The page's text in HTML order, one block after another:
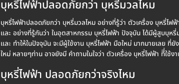
บุหรี่ไฟฟ้าปลอดภัยกว่า บุหรี่มวลไหม
บุหรี่ไฟฟ้าปลอดภัยกว่า บุหรี่มวลไหม อย่างที่รู้ว่า ตัวเครื่อง บุหรี่ไ
และ อย่างที่รู้กันว่า ในอุตสาหกรรม บุหรี่ไฟฟ้า ปัจจุบัน ได้มีผู้สูบบุห
และ ทำให้ในปัจจุบัน จะมีผู้ใช้งาน บุหรี่ไฟฟ้า มือใหม่ มากมายเลย
ใหม่ หลายๆท่าน อาจยังมี คำถามในใจว่า ตัวเครื่อง บุหรี่ไฟฟ้า ทีี่ใ
บุหรี่ไฟฟ้า ปลอดภัยกว่าจริงไหม